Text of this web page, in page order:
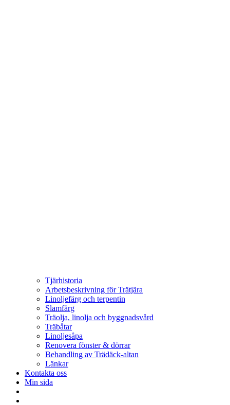
Tjärhistoria
Arbetsbeskrivning för Trätjära
Linoljefärg och terpentin
Slamfärg
Träolja, linolja och byggnadsvård
Träbåtar
Linoljesåpa
Renovera fönster & dörrar
Behandling av Trädäck-altan
Länkar
Kontakta oss
Min sida